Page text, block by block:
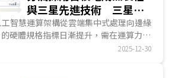
與三星先進技術 三星力
圖以邊緣AI實績扭轉市場
信心
智慧運算架構從雲端集中式處理向邊緣
硬體規格指標日漸提升，需在運算力、
苛平衡。過往邊緣AI晶片多採用22奈
2025-12-30